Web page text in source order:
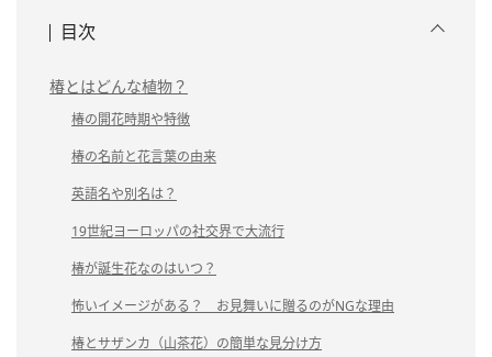
目次
椿とはどんな植物？
椿の開花時期や特徴
椿の名前と花言葉の由来
英語名や別名は？
19世紀ヨーロッパの社交界で大流行
椿が誕生花なのはいつ？
怖いイメージがある？ お見舞いに贈るのがNGな理由
椿とサザンカ（山茶花）の簡単な見分け方